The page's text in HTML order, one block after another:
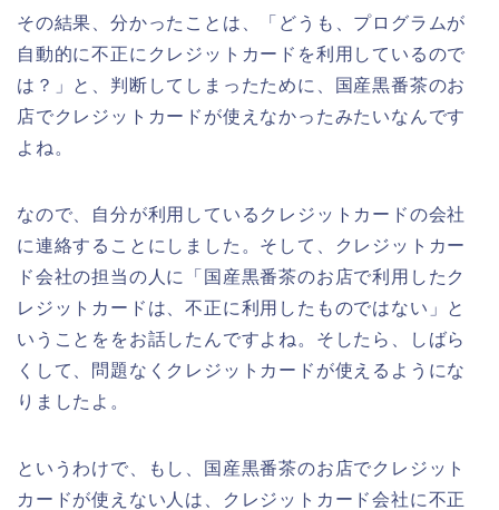
その結果、分かったことは、「どうも、プログラムが
自動的に不正にクレジットカードを利用しているので
は？」と、判断してしまったために、国産黒番茶のお
店でクレジットカードが使えなかったみたいなんです
よね。
なので、自分が利用しているクレジットカードの会社
に連絡することにしました。そして、クレジットカー
ド会社の担当の人に「国産黒番茶のお店で利用したク
レジットカードは、不正に利用したものではない」と
いうことををお話したんですよね。そしたら、しばら
くして、問題なくクレジットカードが使えるようにな
りましたよ。
というわけで、もし、国産黒番茶のお店でクレジット
カードが使えない人は、クレジットカード会社に不正